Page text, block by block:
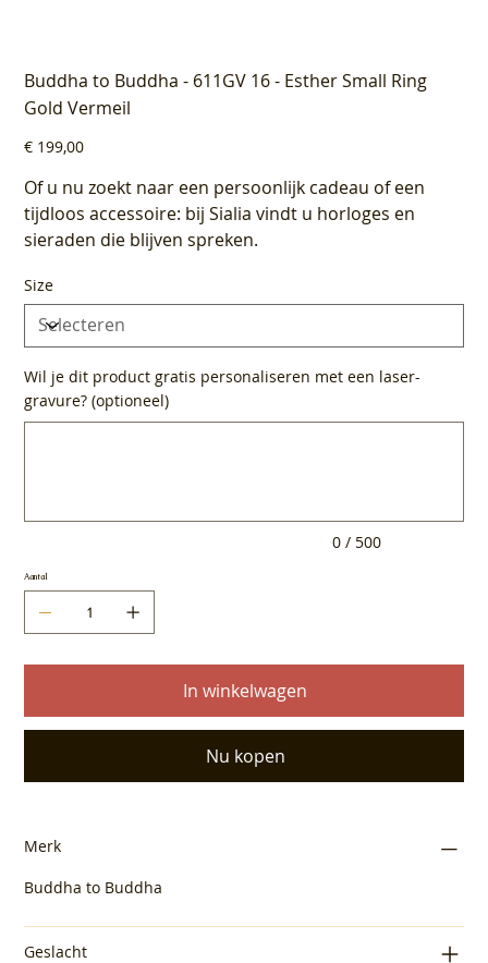
Buddha to Buddha - 611GV 16 - Esther Small Ring
Gold Vermeil
Prijs
€ 199,00
Of u nu zoekt naar een persoonlijk cadeau of een
tijdloos accessoire: bij Sialia vindt u horloges en
sieraden die blijven spreken.
Size
Wil je dit product gratis personaliseren met een laser-
gravure? (optioneel)
0 / 500
Aantal
In winkelwagen
Nu kopen
Merk
Buddha to Buddha
Geslacht